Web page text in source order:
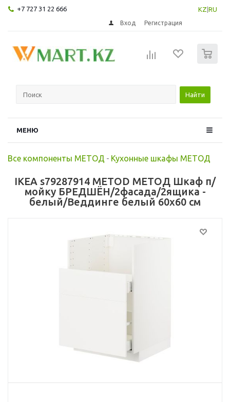
+7 727 31 22 666 KZ RU
Вход Регистрация
Найти
МЕНЮ
Все компоненты МЕТОД - Кухонные шкафы МЕТОД
IKEA s79287914 METOD МЕТОД Шкаф п/
мойку БРЕДШЁН/2фасада/2ящика -
белый/Веддинге белый 60x60 см